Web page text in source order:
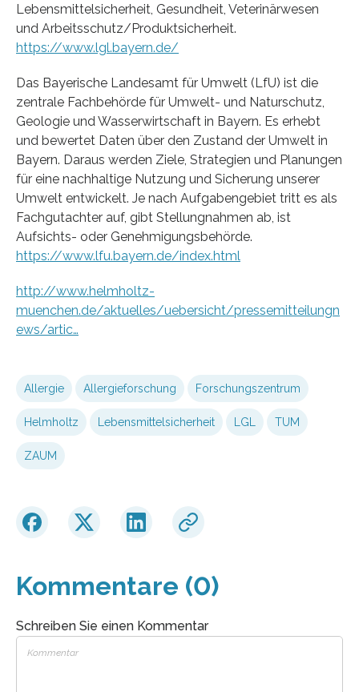
Lebensmittelsicherheit, Gesundheit, Veterinärwesen
und Arbeitsschutz/Produktsicherheit.
https://www.lgl.bayern.de/
Das Bayerische Landesamt für Umwelt (LfU) ist die
zentrale Fachbehörde für Umwelt- und Naturschutz,
Geologie und Wasserwirtschaft in Bayern. Es erhebt
und bewertet Daten über den Zustand der Umwelt in
Bayern. Daraus werden Ziele, Strategien und Planungen
für eine nachhaltige Nutzung und Sicherung unserer
Umwelt entwickelt. Je nach Aufgabengebiet tritt es als
Fachgutachter auf, gibt Stellungnahmen ab, ist
Aufsichts- oder Genehmigungsbehörde.
https://www.lfu.bayern.de/index.html
http://www.helmholtz-
muenchen.de/aktuelles/uebersicht/pressemitteilungn
ews/artic…
Allergie Allergieforschung Forschungszentrum
Helmholtz Lebensmittelsicherheit LGL TUM
ZAUM
Kommentare (0)
Schreiben Sie einen Kommentar